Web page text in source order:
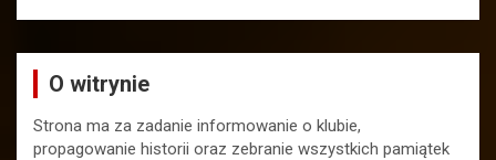
O witrynie
Strona ma za zadanie informowanie o klubie,
propagowanie historii oraz zebranie wszystkich pamiątek